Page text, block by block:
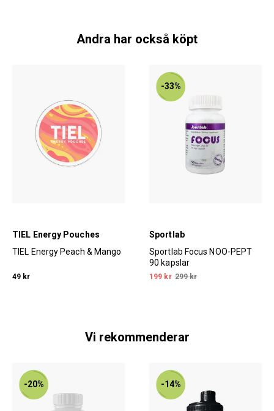
Andra har också köpt
TIEL Energy Pouches
TIEL Energy Peach & Mango
49 kr
-33%
Sportlab
Sportlab Focus NOO-PEPT
90 kapslar
199 kr 299 kr
Vi rekommenderar
-20% -14%